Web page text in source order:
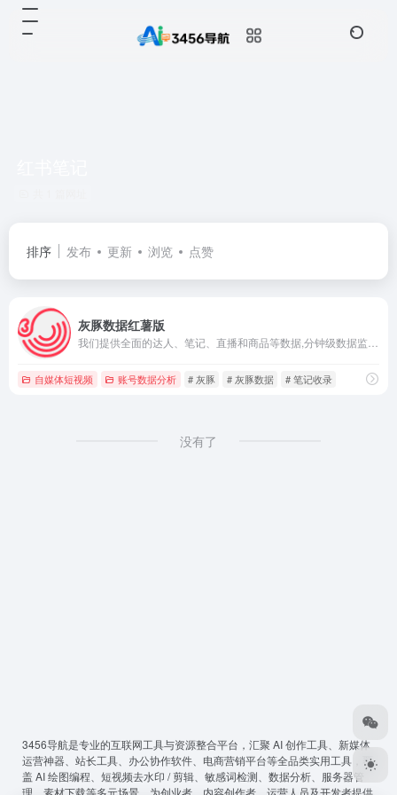
排序 发布 更新 浏览 点赞
灰豚数据红薯版
自媒体短视频 账号数据分析 # 灰豚 # 灰豚数据 # 笔记收录
没有了
3456导航是专业的互联网工具与资源整合平台，汇聚 AI 创作工具、新媒体
运营神器、站长工具、办公协作软件、电商营销平台等全品类实用工具，覆
盖 AI 绘图编程、短视频去水印 / 剪辑、敏感词检测、数据分析、服务器管
理、素材下载等多元场景，为创业者、内容创作者、运营人员及开发者提供